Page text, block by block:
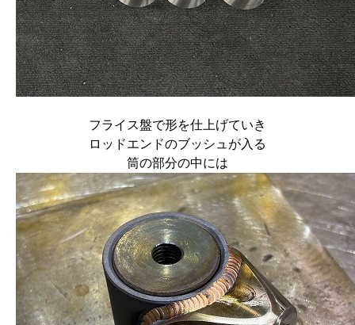
フライス盤で形を仕上げていき
ロッドエンドのブッシュが入る
筒の部分の中には